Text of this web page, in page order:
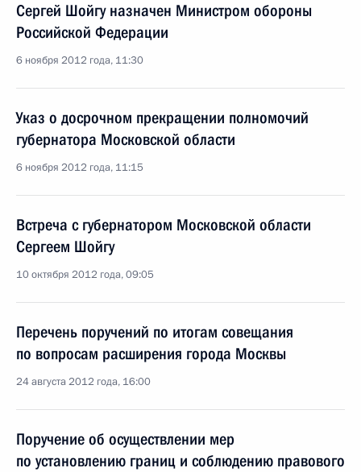
Сергей Шойгу назначен Министром обороны
Российской Федерации
6 ноября 2012 года, 11:30
Указ о досрочном прекращении полномочий
губернатора Московской области
6 ноября 2012 года, 11:15
Встреча с губернатором Московской области
Сергеем Шойгу
10 октября 2012 года, 09:05
Перечень поручений по итогам совещания
по вопросам расширения города Москвы
24 августа 2012 года, 16:00
Поручение об осуществлении мер
по установлению границ и соблюдению правового